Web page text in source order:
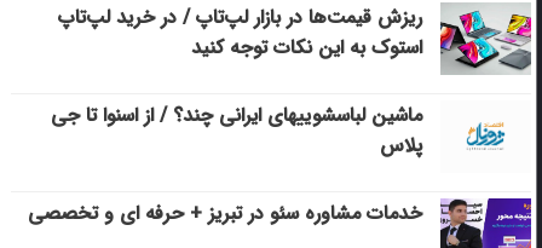
ریزش قیمت‌ها در بازار لپ‌تاپ / در خرید لپ‌تاپ
استوک به این نکات توجه کنید
ماشین لباسشویی‎های ایرانی چند؟ / از اسنوا تا جی
پلاس
خدمات مشاوره سئو در تبریز + حرفه ای و تخصصی